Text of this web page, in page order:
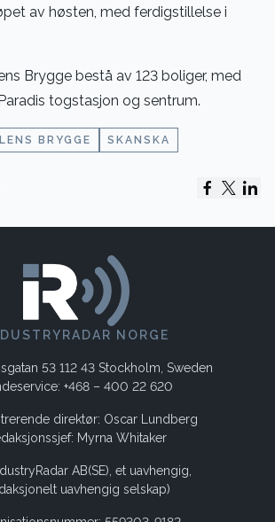
av høsten, med ferdigstillelse i
Brygge bestå av 123 boliger, med
togstasjon og sentrum.
BRYGGE
SKANSKA
NORGE
53 112 43 Stockholm, Sweden
+468 – 400 22 620
direktør: Oscar Lundberg
Myrna Whitaker
AB(SE), et uavhengig,
uavhengig selskap)